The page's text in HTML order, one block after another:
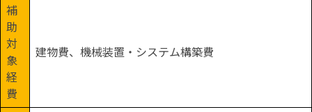
補
助
対
象
経
費
建物費、機械装置・システム構築費